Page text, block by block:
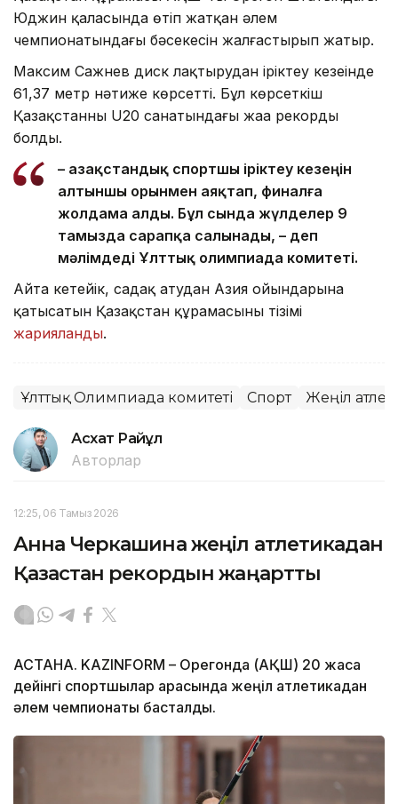
Юджин қаласында өтіп жатқан әлем
чемпионатындағы бәсекесін жалғастырып жатыр.
Максим Сажнев диск лақтырудан іріктеу кезеңінде
61,37 метр нәтиже көрсетті. Бұл көрсеткіш
Қазақстанның U20 санатындағы жаңа рекорды
болды.
– Қазақстандық спортшы іріктеу кезеңін
алтыншы орынмен аяқтап, финалға
жолдама алды. Бұл сында жүлделер 9
тамызда сарапқа салынады, – деп
мәлімдеді Ұлттық олимпиада комитеті.
Айта кетейік, садақ атудан Азия ойындарына
қатысатын Қазақстан құрамасының тізімі
жарияланды.
Ұлттық Олимпиада комитеті Спорт Жеңіл
Асхат Райқұл
Авторлар
12:25, 06 Тамыз 2026
Анна Черкашина жеңіл атлетикадан
Қазақстан рекордын жаңартты
АСТАНА. KAZINFORM – Орегонда (АҚШ) 20 жасқа
дейінгі спортшылар арасында жеңіл атлетикадан
әлем чемпионаты басталды.